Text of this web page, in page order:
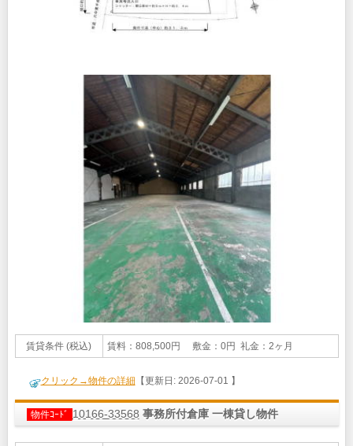
賃貸条件 (税込) 賃料：808,500円 敷金：0円 礼金：2ヶ月
クリック→物件の詳細 【更新日: 2026-07-01 】
物件ｺｰﾄﾞ 10166-33568 事務所付倉庫 一棟貸し物件